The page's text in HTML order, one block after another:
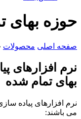
حوزه بهای
صفحه اصلی محصولات
نرم افزارهای
بهای تمام شده
نرم افزارهای پیاده
می باشند: